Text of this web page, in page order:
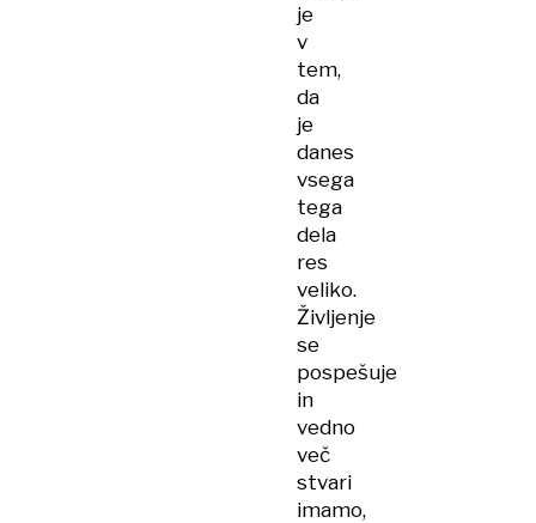
je
v
tem,
da
je
danes
vsega
tega
dela
res
veliko.
Življenje
se
pospešuje
in
vedno
več
stvari
imamo,